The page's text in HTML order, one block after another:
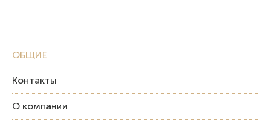
ОБЩИЕ
Контакты
О компании